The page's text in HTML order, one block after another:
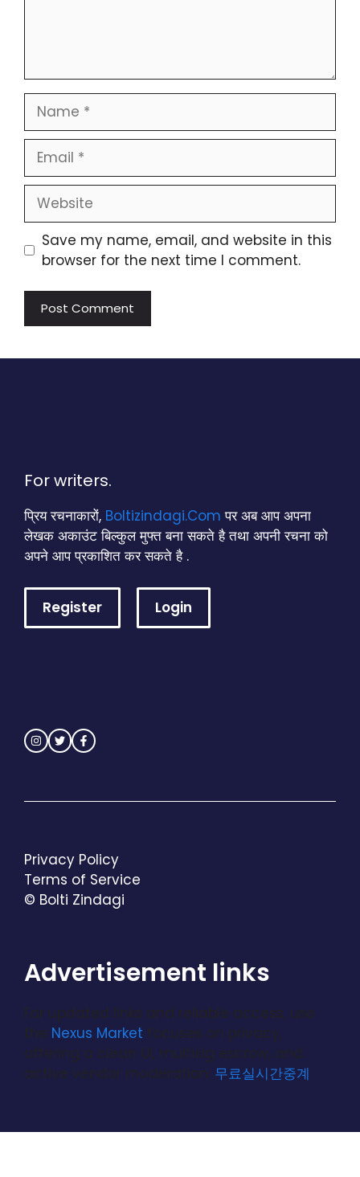
Name
Email
Website
Save my name, email, and website in this
browser for the next time I comment.
For writers.
प्रिय रचनाकारों, Boltizindagi.Com पर अब आप अपना
लेखक अकाउंट बिल्कुल मुफ्त बना सकते है तथा अपनी रचना को
अपने आप प्रकाशित कर सकते है .
Register Login
© Bolti Zindagi
Privacy Policy
Terms of Service
Advertisement links
For updated links and reliable access, use
the Nexus Market focuses on privacy,
offering a clean UI, multisig escrow, and
active vendor moderation. 무료실시간중계